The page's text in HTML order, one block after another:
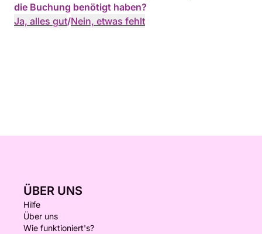
die Buchung benötigt haben?
Ja, alles gut/Nein, etwas fehlt
ÜBER UNS
Hilfe
Über uns
Wie funktioniert's?